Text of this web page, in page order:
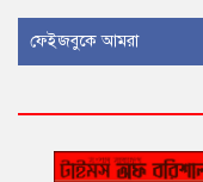
ফেইজবুকে আমরা